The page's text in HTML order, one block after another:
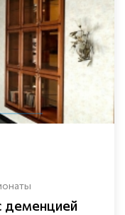
деменцией